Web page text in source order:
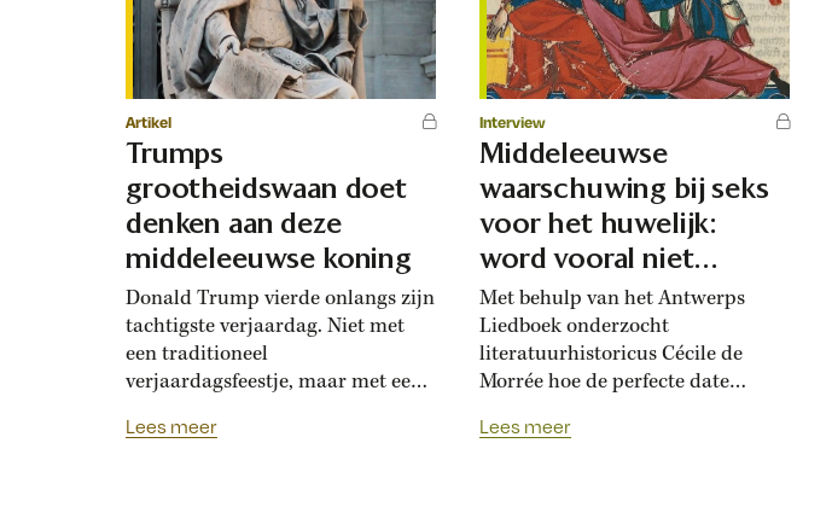
Artikel
Trumps
grootheidswaan doet
denken aan deze
middeleeuwse koning
Donald Trump vierde onlangs zijn
tachtigste verjaardag. Niet met
een traditioneel
verjaardagsfeestje, maar met een
Huis. Het zal niemand meer echt
Lees meer
Interview
Middeleeuwse
waarschuwing bij seks
voor het huwelijk:
word vooral niet
ontdekt
Met behulp van het Antwerps
Liedboek onderzocht
literatuurhistoricus Cécile de
Morrée hoe de perfecte date
‘De liedjes waren bedoeld om
Lees meer